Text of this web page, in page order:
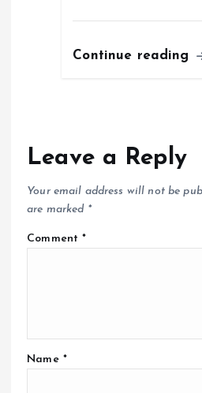
Continue reading
Leave a Reply
Your email address will not be
are marked *
Comment*
Name *